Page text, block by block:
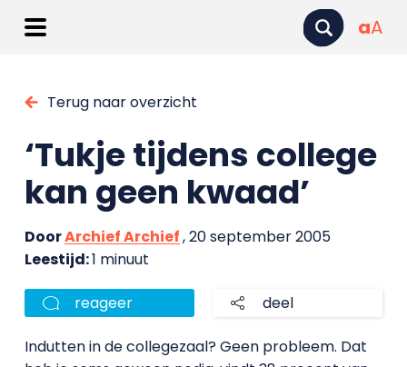
aA
Terug naar overzicht
‘Tukje tijdens college
kan geen kwaad’
DoorArchief Archief, 20 september 2005
Leestijd:1 minuut
reageer deel
Indutten in de collegezaal? Geen probleem. Dat